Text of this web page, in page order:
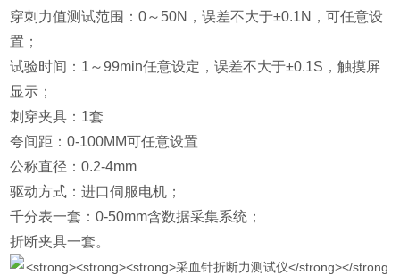
穿刺力值测试范围：0～50N，误差不大于±0.1N，可任意设
置；
试验时间：1～99min任意设定，误差不大于±0.1S，触摸屏
显示；
刺穿夹具：1套
夸间距：0-100MM可任意设置
公称直径：0.2-4mm
驱动方式：进口伺服电机；
千分表一套：0-50mm含数据采集系统；
折断夹具一套。